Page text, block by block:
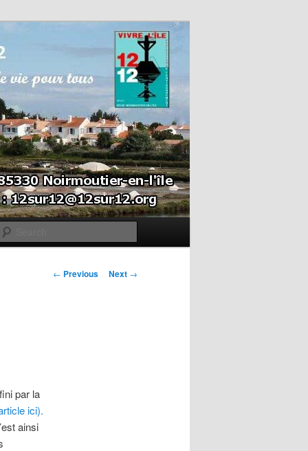
Post navigation
← Previous Next →
par la
ici).
ainsi